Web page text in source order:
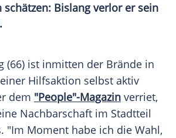
Bislang verlor er sein
(66) ist inmitten der Brände in
Hilfsaktion selbst aktiv
dem "People"-Magazin verriet,
Nachbarschaft im Stadtteil
. "Im Moment habe ich die Wahl,